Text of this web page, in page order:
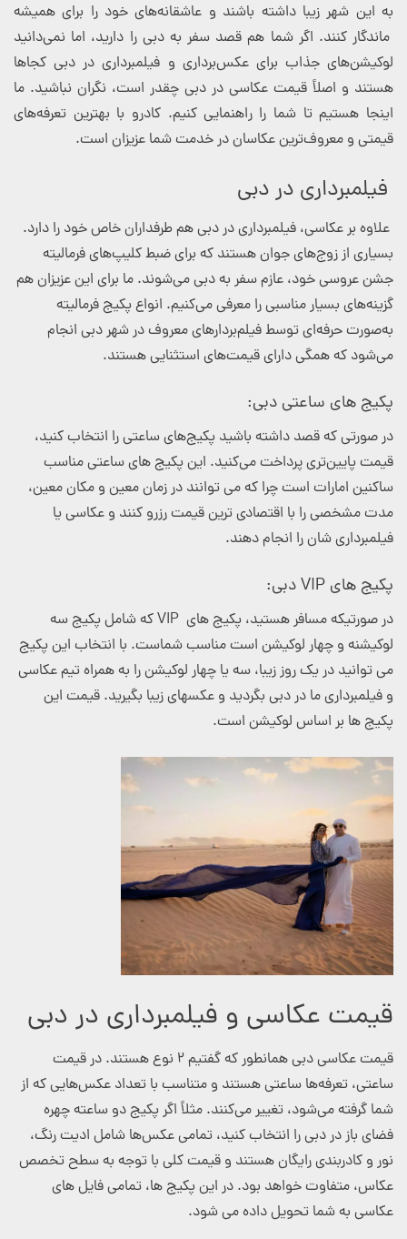
به این شهر زیبا داشته باشند و عاشقانه‌های خود را برای همیشه
ماندگار کنند. اگر شما هم قصد سفر به دبی را دارید، اما نمی‌دانید
لوکیشن‌های جذاب برای عکس‌برداری و فیلمبرداری در دبی کجاها
هستند و اصلاً قیمت عکاسی در دبی چقدر است، نگران نباشید. ما
اینجا هستیم تا شما را راهنمایی کنیم. کادرو با بهترین تعرفه‌های
قیمتی و معروف‌ترین عکاسان در خدمت شما عزیزان است.
فیلمبرداری در دبی
علاوه بر عکاسی، فیلمبرداری در دبی هم طرفداران خاص خود را دارد.
بسیاری از زوج‌های جوان هستند که برای ضبط کلیپ‌های فرمالیته
جشن عروسی خود، عازم سفر به دبی می‌شوند. ما برای این عزیزان هم
گزینه‌های بسیار مناسبی را معرفی می‌کنیم. انواع پکیج فرمالیته
به‌صورت حرفه‌ای توسط فیلم‌بردارهای معروف در شهر دبی انجام
می‌شود که همگی دارای قیمت‌های استثنایی هستند.
پکیج های ساعتی دبی:
در صورتی که قصد داشته باشید پکیج‌های ساعتی را انتخاب کنید،
قیمت پایین‌تری پرداخت می‌کنید. این پکیج های ساعتی مناسب
ساکنین امارات است چرا که می توانند در زمان معین و مکان معین،
مدت مشخصی را با اقتصادی ترین قیمت رزرو کنند و عکاسی یا
فیلمبرداری شان را انجام دهند.
پکیج های VIP دبی:
در صورتیکه مسافر هستید، پکیج های VIPکه شامل پکیج سه
لوکیشنه و چهار لوکیشن است مناسب شماست. با انتخاب این پکیج
می توانید در یک روز زیبا، سه یا چهار لوکیشن را به همراه تیم عکاسی
و فیلمبرداری ما در دبی بگردید و عکسهای زیبا بگیرید. قیمت این
پکیج ها بر اساس لوکیشن است.
قیمت عکاسی و فیلمبرداری در دبی
قیمت عکاسی دبی همانطور که گفتیم ۲ نوع هستند. در قیمت
ساعتی، تعرفه‌ها ساعتی هستند و متناسب با تعداد عکس‌هایی که از
شما گرفته می‌شود، تغییر می‌کنند. مثلاً اگر پکیج دو ساعته چهره
فضای باز در دبی را انتخاب کنید، تمامی عکس‌ها شامل ادیت رنگ،
نور و کادربندی رایگان هستند و قیمت کلی با توجه به سطح تخصص
عکاس، متفاوت خواهد بود. در این پکیج ها، تمامی فایل های
عکاسی به شما تحویل داده می شود.